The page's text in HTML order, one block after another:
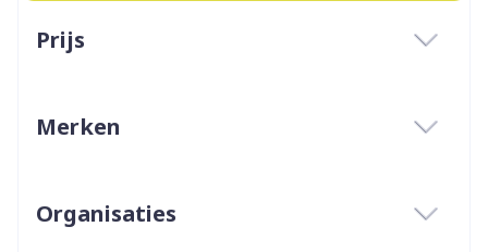
Prijs
Merken
Organisaties